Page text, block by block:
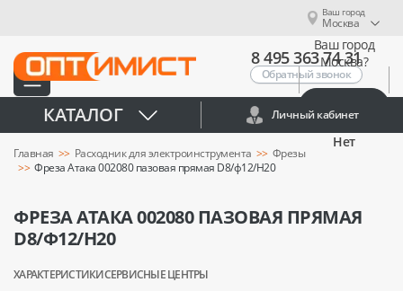
Ваш город
Москва
Ваш город
Москва?
Нет
8 495 363 74 31
Обратный звонок
КАТАЛОГ Личный кабинет
Главная Расходник для электроинструмента
Фрезы
Фреза Атака 002080 пазовая прямая D8/ф12/H20
ФРЕЗА АТАКА 002080 ПАЗОВАЯ ПРЯМАЯ
D8/Ф12/H20
ХАРАКТЕРИСТИКИСЕРВИСНЫЕ ЦЕНТРЫ